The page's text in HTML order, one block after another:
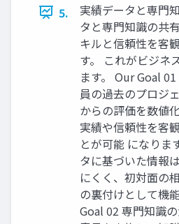
5.
実績データと専門
タと専門知識の共
キルと信頼性を客
す。 これがビジネ
ます。 Our Goal
員の過去のプロジ
からの評価を数値
実績や信頼性を客
とが可能 になりま
タに基づいた情報
にくく、初対面の
の裏付けとして機
Goal 02 専門知識